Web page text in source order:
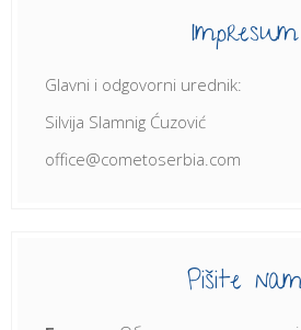
Impresum
Glavni i odgovorni urednik:
Silvija Slamnig Ćuzović
office@cometoserbia.com
Pišite